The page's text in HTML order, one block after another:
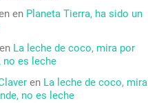
en Planeta Tierra, ha sido un
en La leche de coco, mira por
no es leche
en La leche de coco, mira
no es leche